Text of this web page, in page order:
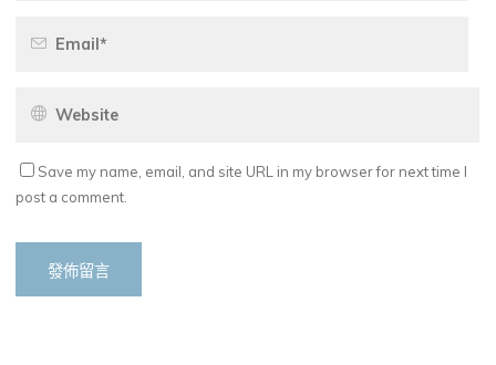
Save my name, email, and site URL in my browser for next time I
post a comment.